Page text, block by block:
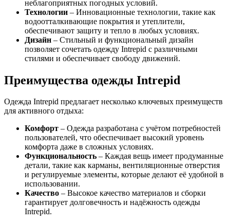
неблагоприятных погодных условий.
Технологии – Инновационные технологии, такие как
водоотталкивающие покрытия и утеплители,
обеспечивают защиту и тепло в любых условиях.
Дизайн – Стильный и функциональный дизайн
позволяет сочетать одежду Intrepid с различными
стилями и обеспечивает свободу движений.
Преимущества одежды Intrepid
Одежда Intrepid предлагает несколько ключевых преимуществ
для активного отдыха:
Комфорт – Одежда разработана с учётом потребностей
пользователей, что обеспечивает высокий уровень
комфорта даже в сложных условиях.
Функциональность – Каждая вещь имеет продуманные
детали, такие как карманы, вентиляционные отверстия
и регулируемые элементы, которые делают её удобной в
использовании.
Качество – Высокое качество материалов и сборки
гарантирует долговечность и надёжность одежды
Intrepid.